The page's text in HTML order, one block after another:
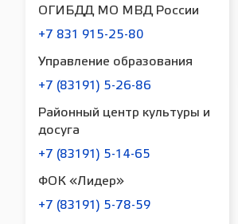
ОГИБДД МО МВД России
+7 831 915-25-80
Управление образования
+7 (83191) 5-26-86
Районный центр культуры и
досуга
+7 (83191) 5-14-65
ФОК «Лидер»
+7 (83191) 5-78-59